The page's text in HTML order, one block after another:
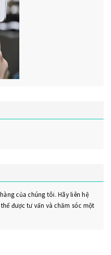
của chúng tôi. Hãy liên hệ
được tư vấn và chăm sóc một